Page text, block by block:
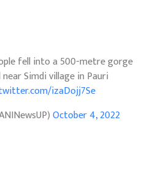
fell into a 500-metre gorge
Simdi village in Pauri
izaDojj7Se
October 4, 2022